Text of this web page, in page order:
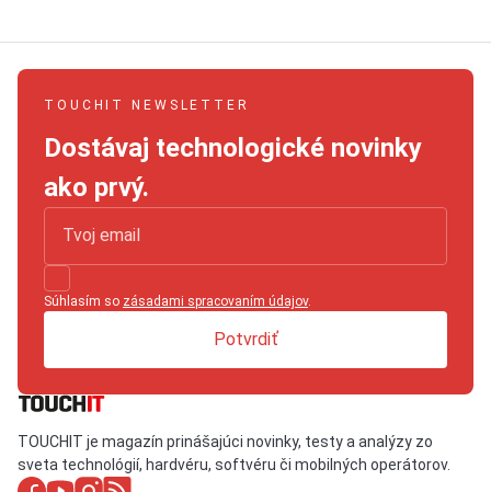
TOUCHIT NEWSLETTER
Dostávaj technologické novinky
ako prvý.
Súhlasím so zásadami spracovaním údajov.
Potvrdiť
TOUCHIT je magazín prinášajúci novinky, testy a analýzy zo
sveta technológií, hardvéru, softvéru či mobilných operátorov.